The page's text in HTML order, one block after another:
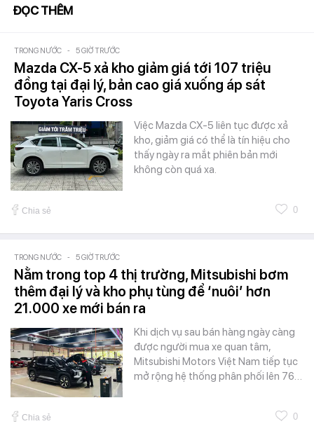
ĐỌC THÊM
TRONG NƯỚC - 5 GIỜ TRƯỚC
Mazda CX-5 xả kho giảm giá tới 107 triệu
đồng tại đại lý, bản cao giá xuống áp sát
Toyota Yaris Cross
Việc Mazda CX-5 liên tục được xả
kho, giảm giá có thể là tín hiệu cho
thấy ngày ra mắt phiên bản mới
không còn quá xa.
Chia sẻ 0
TRONG NƯỚC - 5 GIỜ TRƯỚC
Nằm trong top 4 thị trường, Mitsubishi bơm
thêm đại lý và kho phụ tùng để ‘nuôi’ hơn
21.000 xe mới bán ra
Khi dịch vụ sau bán hàng ngày càng
được người mua xe quan tâm,
Mitsubishi Motors Việt Nam tiếp tục
mở rộng hệ thống phân phối lên 76…
Chia sẻ 0